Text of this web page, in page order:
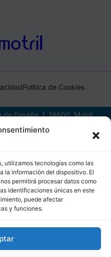
utilizamos tecnologías como las
la información del dispositivo. El
permitirá procesar datos como
identificaciones únicas en este
puede afectar
y funciones.
Política de Cookies
España, 1, 18600, Motril,
DIR3: L01181400